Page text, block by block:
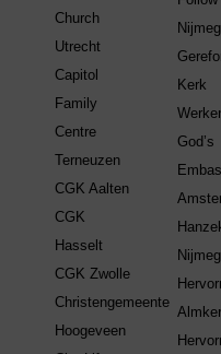
Church
Utrecht
Capitol
Family
Centre
Terneuzen
CGK Aalten
CGK
Hasselt
CGK Zwolle
Christengemeente
Hoogeveen
Kerk
God’s